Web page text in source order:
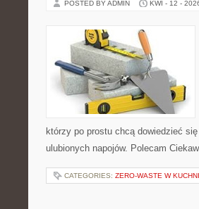
POSTED BY ADMIN KWI - 12 -
którzy po prostu chcą dowiedzieć
ulubionych napojów. Polecam
CATEGORIES: ZERO-WASTE W KUCHNI